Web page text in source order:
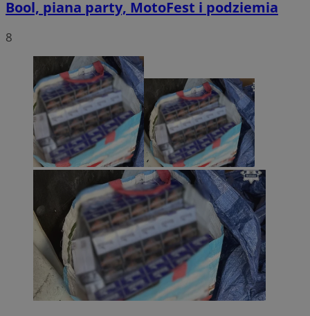
Bool, piana party, MotoFest i podziemia
8